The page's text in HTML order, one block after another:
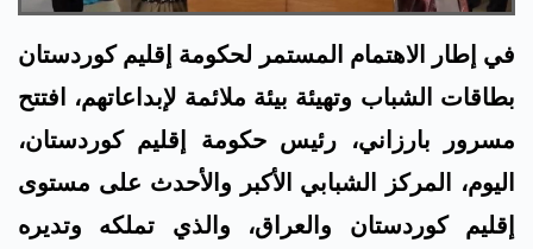
في إطار الاهتمام المستمر لحكومة إقليم كوردستان
بطاقات الشباب وتهيئة بيئة ملائمة لإبداعاتهم، افتتح
مسرور بارزاني، رئيس حكومة إقليم كوردستان،
اليوم، المركز الشبابي الأكبر والأحدث على مستوى
إقليم كوردستان والعراق، والذي تملكه وتديره